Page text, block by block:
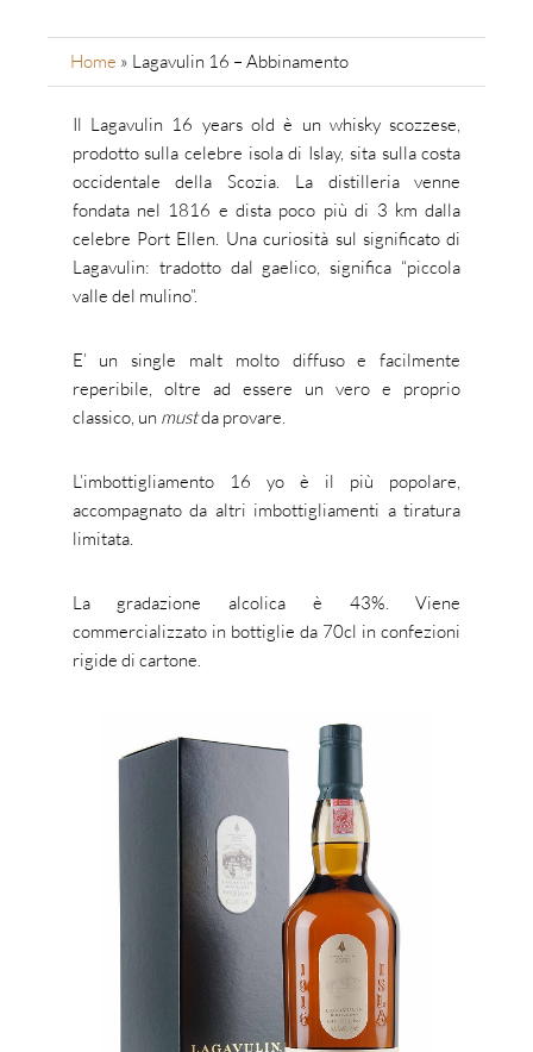
Home » Lagavulin 16 – Abbinamento
Il Lagavulin 16 years old è un whisky scozzese,
prodotto sulla celebre isola di Islay, sita sulla costa
occidentale della Scozia. La distilleria venne
fondata nel 1816 e dista poco più di 3 km dalla
celebre Port Ellen. Una curiosità sul significato di
Lagavulin: tradotto dal gaelico, significa “piccola
valle del mulino”.
E’ un single malt molto diffuso e facilmente
reperibile, oltre ad essere un vero e proprio
classico, un mustda provare.
L’imbottigliamento 16 yo è il più popolare,
accompagnato da altri imbottigliamenti a tiratura
limitata.
La gradazione alcolica è 43%. Viene
commercializzato in bottiglie da 70cl in confezioni
rigide di cartone.